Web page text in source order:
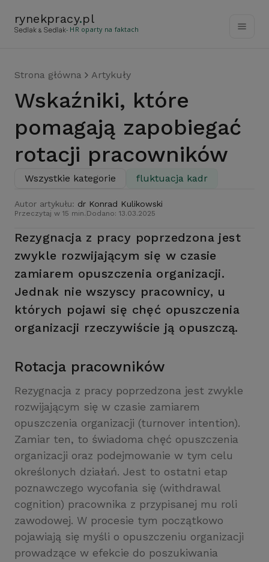
rynekpracy.pl
- HR oparty na faktach
Strona główna Artykuły
Wskaźniki, które
pomagają zapobiegać
rotacji pracowników
Wszystkie kategorie fluktuacja kadr
Autor artykułu: dr Konrad Kulikowski
Przeczytaj w 15 min. Dodano: 13.03.2025
Rezygnacja z pracy poprzedzona jest
zwykle rozwijającym się w czasie
zamiarem opuszczenia organizacji.
Jednak nie wszyscy pracownicy, u
których pojawi się chęć opuszczenia
organizacji rzeczywiście ją opuszczą.
Rotacja pracowników
Rezygnacja z pracy poprzedzona jest zwykle
rozwijającym się w czasie zamiarem
opuszczenia organizacji (turnover intention).
Zamiar ten, to świadoma chęć opuszczenia
organizacji oraz podejmowanie w tym celu
określonych działań. Jest to ostatni etap
poznawczego wycofania się (withdrawal
cognition) pracownika z przypisanej mu roli
zawodowej. W procesie tym początkowo
pojawiają się myśli o opuszczeniu organizacji
prowadzące w efekcie do poszukiwania